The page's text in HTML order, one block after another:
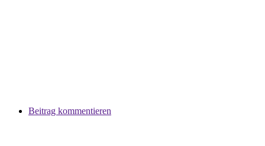
Beitrag kommentieren